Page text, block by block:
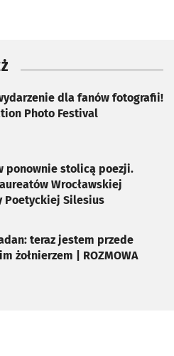
dla fanów fotografii!
Photo Festival
ponownie stolicą poezji.
Wrocławskiej
Poetyckiej Silesius
teraz jestem przede
żołnierzem | ROZMOWA